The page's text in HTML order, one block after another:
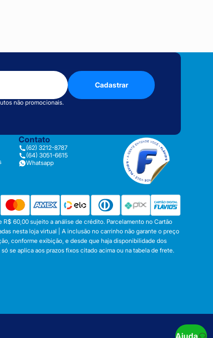
Cadastrar
não promocionais.
Contato
(62) 3212-8787
(64) 3051-6615
Whatsapp
60,00 sujeito a análise de crédito. Parcelamento no Cartão
nesta loja virtual | A inclusão no carrinho não garante o preço
conforme exibição, e desde que haja disponibilidade dos
se aplica aos prazos fixos citado acima ou na tabela de frete.
Ajuda